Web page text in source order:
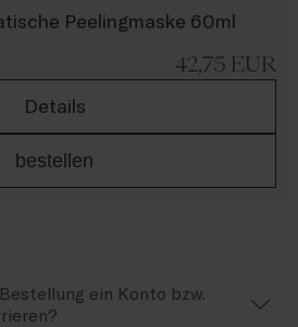
Peelingmaske 60ml
42,75 EUR
Details
bestellen
ein Konto bzw.